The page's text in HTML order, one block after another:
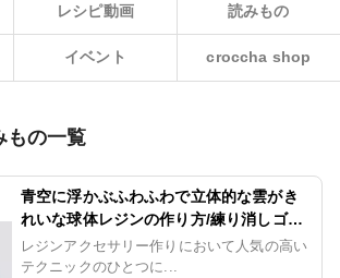
レシピ動画 読みもの
イベント croccha shop
もの一覧
青空に浮かぶふわふわで立体的な雲がき
れいな球体レジンの作り方/練り消しゴム
を使わない雲レジンの作り方
レジンアクセサリー作りにおいて人気の高い
テクニックのひとつに...